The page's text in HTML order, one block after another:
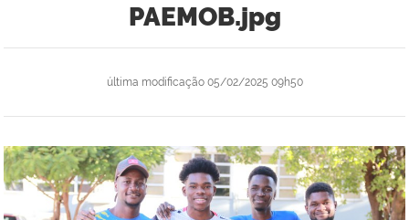
PAEMOB.jpg
última modificação05/02/2025 09h50